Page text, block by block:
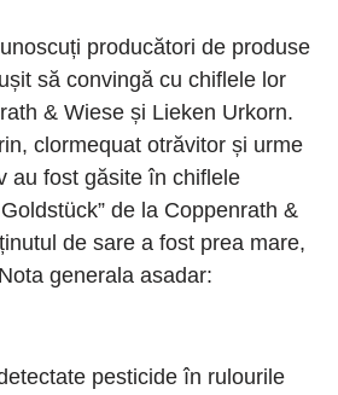
producători de produse
să convingă cu chiflele lor
& Wiese și Lieken Urkorn.
clormequat otrăvitor și urme
au fost găsite în chiflele
de la Coppenrath &
de sare a fost prea mare,
generala asadar:
pesticide în rulourile